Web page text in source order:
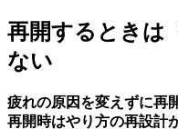
再開するときは
ない
疲れの原因を変えずに再
再開時はやり方の再設計